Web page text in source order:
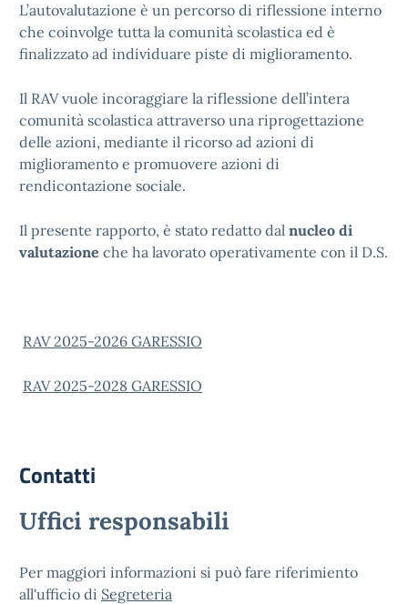
L’autovalutazione è un percorso di riflessione interno
che coinvolge tutta la comunità scolastica ed è
finalizzato ad individuare piste di miglioramento.
Il RAV vuole incoraggiare la riflessione dell’intera
comunità scolastica attraverso una riprogettazione
delle azioni, mediante il ricorso ad azioni di
miglioramento e promuovere azioni di
rendicontazione sociale.
Il presente rapporto, è stato redatto dal nucleo di
valutazione che ha lavorato operativamente con il D.S.
RAV 2025-2026 GARESSIO
RAV 2025-2028 GARESSIO
Contatti
Uffici responsabili
Per maggiori informazioni si può fare riferimiento
all'ufficio di Segreteria